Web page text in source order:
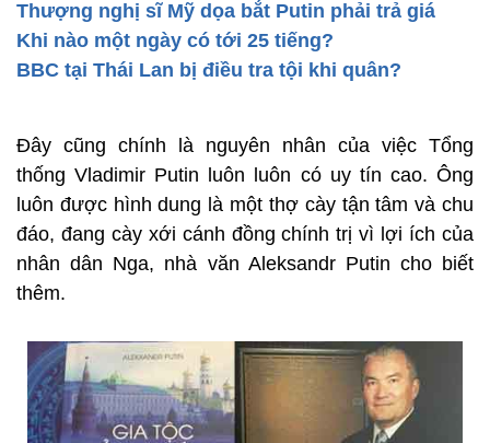
Thượng nghị sĩ Mỹ dọa bắt Putin phải trả giá
Khi nào một ngày có tới 25 tiếng?
BBC tại Thái Lan bị điều tra tội khi quân?
Đây cũng chính là nguyên nhân của việc Tổng
thống Vladimir Putin luôn luôn có uy tín cao. Ông
luôn được hình dung là một thợ cày tận tâm và chu
đáo, đang cày xới cánh đồng chính trị vì lợi ích của
nhân dân Nga, nhà văn Aleksandr Putin cho biết
thêm.